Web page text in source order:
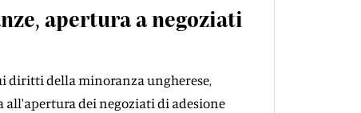
apertura a negoziati
diritti della minoranza ungherese,
dei negoziati di adesione